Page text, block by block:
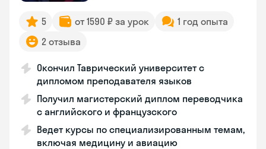
5 от 1590 ₽ за урок
1 год опыта
2 отзыва
Окончил Таврический университет с
дипломом преподавателя языков
Получил магистерский диплом переводчика
с английского и французского
Ведет курсы по специализированным темам,
включая медицину и авиацию